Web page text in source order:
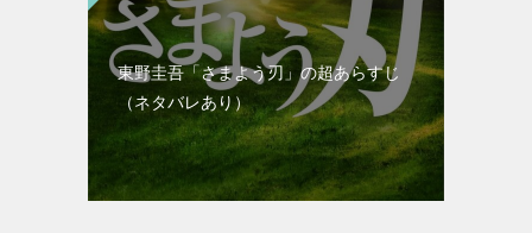
東野圭吾「さまよう刃」の超あらすじ
（ネタバレあり）